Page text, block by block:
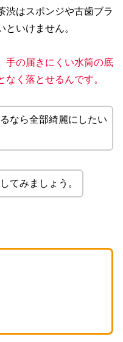
渋はスポンジや古歯ブラ
いけません。
手の届きにくい水筒の底
く落とせるんです。
なら全部綺麗にしたい
てみましょう。